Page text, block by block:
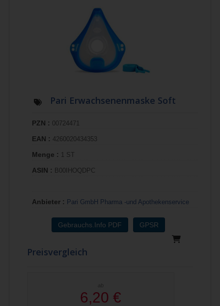
Pari Erwachsenenmaske Soft
PZN : 00724471
EAN : 4260020434353
Menge : 1 ST
ASIN : B00IHOQDPC
Anbieter : Pari GmbH Pharma -und Apothekenservice
Gebrauchs.Info PDF GPSR
Preisvergleich
ab
6,20 €